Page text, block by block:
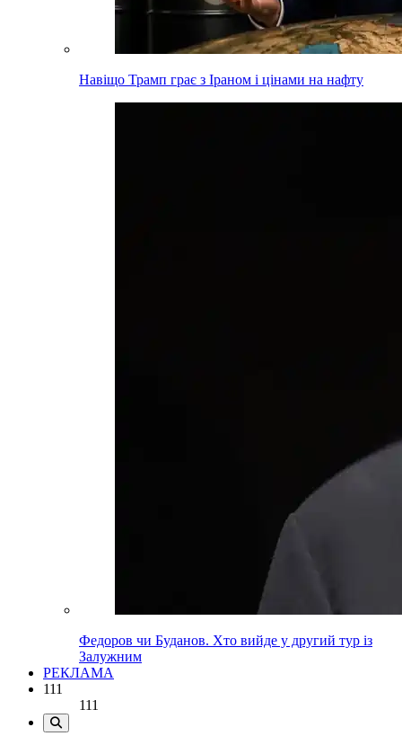
Навіщо Трамп грає з Іраном і цінами на нафту
Федоров чи Буданов. Хто вийде у другий тур із
Залужним
РЕКЛАМА
111
111